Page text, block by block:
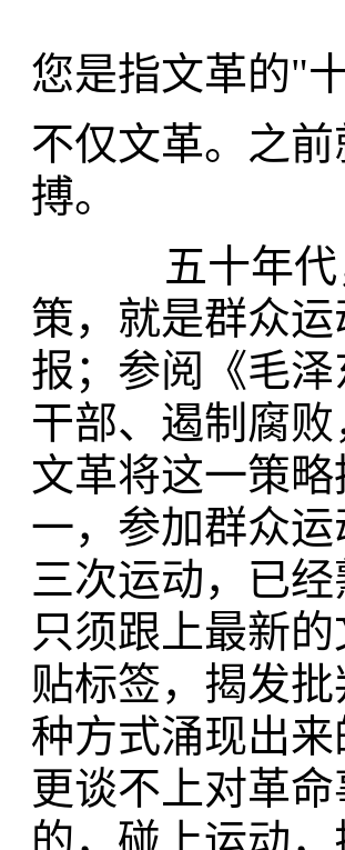
您是指文革的"
不仅文革。之
搏。
五十年代，
策，就是群众
报；参阅《毛
干部、遏制腐
文革将这一策
一，参加群众
三次运动，已
只须跟上最新
贴标签，揭发
种方式涌现出
更谈不上对革
的，碰上运动